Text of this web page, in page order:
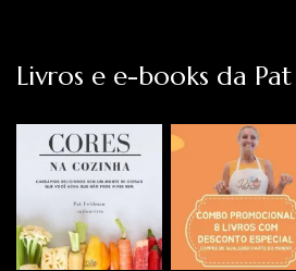
Livros e e-books da